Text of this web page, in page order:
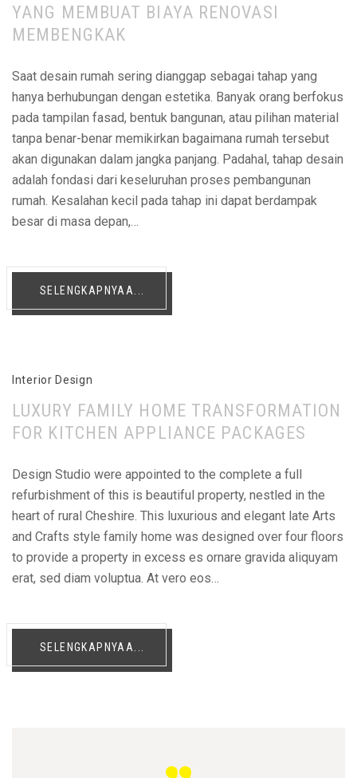
YANG MEMBUAT BIAYA RENOVASI
MEMBENGKAK
Saat desain rumah sering dianggap sebagai tahap yang
hanya berhubungan dengan estetika. Banyak orang berfokus
pada tampilan fasad, bentuk bangunan, atau pilihan material
tanpa benar-benar memikirkan bagaimana rumah tersebut
akan digunakan dalam jangka panjang. Padahal, tahap desain
adalah fondasi dari keseluruhan proses pembangunan
rumah. Kesalahan kecil pada tahap ini dapat berdampak
besar di masa depan,…
SELENGKAPNYAA...
Interior Design
LUXURY FAMILY HOME TRANSFORMATION
FOR KITCHEN APPLIANCE PACKAGES
Design Studio were appointed to the complete a full
refurbishment of this is beautiful property, nestled in the
heart of rural Cheshire. This luxurious and elegant late Arts
and Crafts style family home was designed over four floors
to provide a property in excess es ornare gravida aliquyam
erat, sed diam voluptua. At vero eos…
SELENGKAPNYAA...